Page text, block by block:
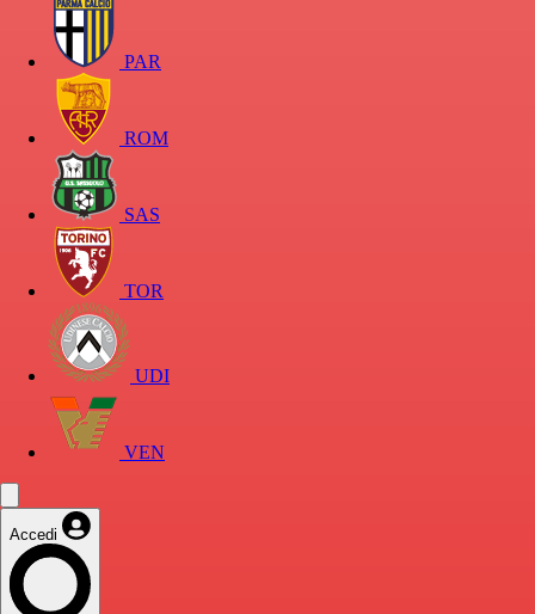
PAR
ROM
SAS
TOR
UDI
VEN
Accedi